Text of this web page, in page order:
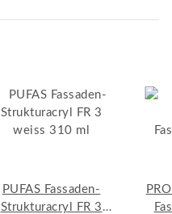
PUFAS Fassaden-
Strukturacryl FR 3